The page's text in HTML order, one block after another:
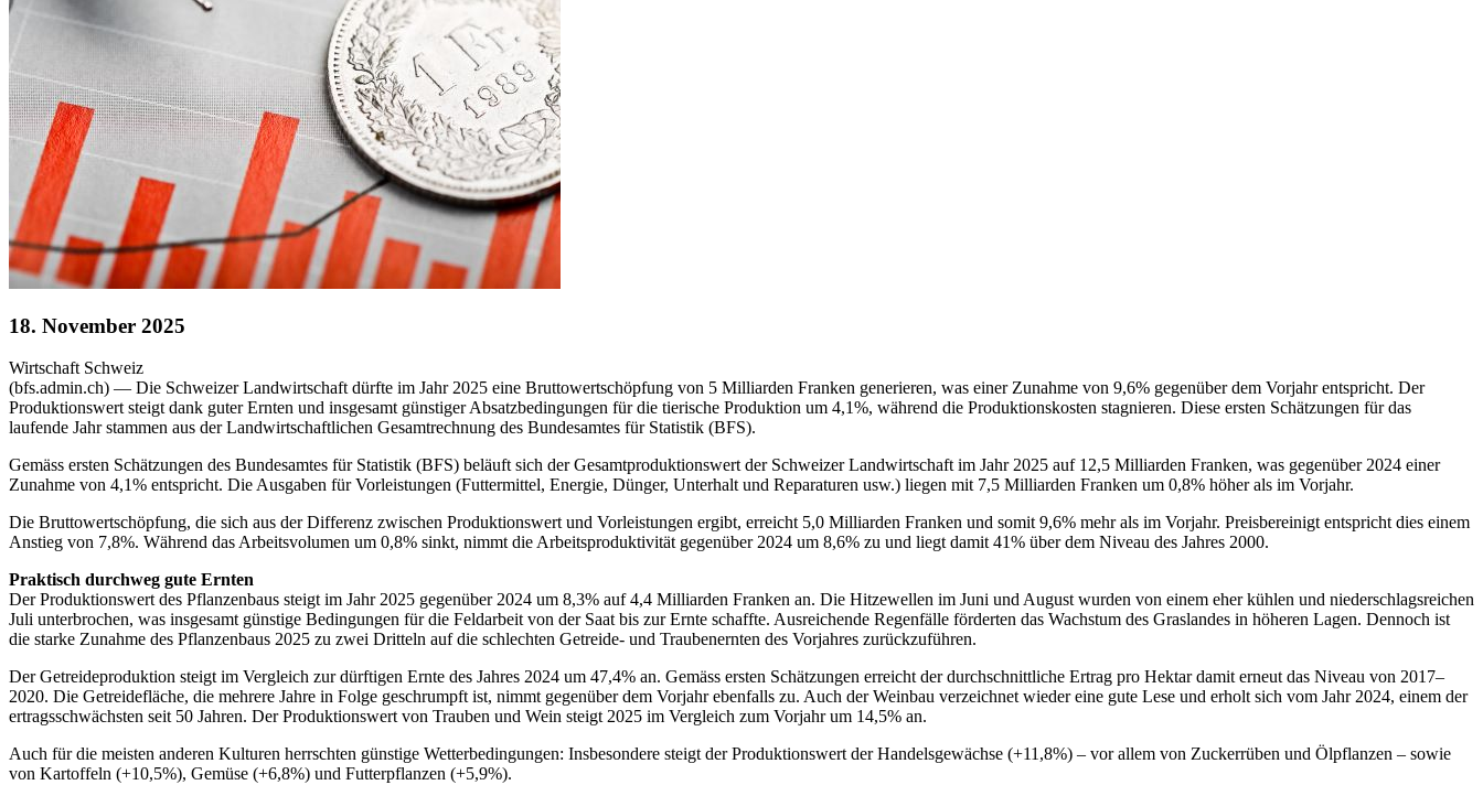
18. November 2025
Wirtschaft Schweiz
(bfs.admin.ch) — Die Schweizer Landwirtschaft dürfte im Jahr 2025 eine Bruttowertschöpfung von 5 Milliarden Franken generieren, was einer Zunahme von 9,6% gegenüber dem Vorjahr entspricht. Der
Produktionswert steigt dank guter Ernten und insgesamt günstiger Absatzbedingungen für die tierische Produktion um 4,1%, während die Produktionskosten stagnieren. Diese ersten Schätzungen für das
laufende Jahr stammen aus der Landwirtschaftlichen Gesamtrechnung des Bundesamtes für Statistik (BFS).
Gemäss ersten Schätzungen des Bundesamtes für Statistik (BFS) beläuft sich der Gesamtproduktionswert der Schweizer Landwirtschaft im Jahr 2025 auf 12,5 Milliarden Franken, was gegenüber 2024 einer
Zunahme von 4,1% entspricht. Die Ausgaben für Vorleistungen (Futtermittel, Energie, Dünger, Unterhalt und Reparaturen usw.) liegen mit 7,5 Milliarden Franken um 0,8% höher als im Vorjahr.
Die Bruttowertschöpfung, die sich aus der Differenz zwischen Produktionswert und Vorleistungen ergibt, erreicht 5,0 Milliarden Franken und somit 9,6% mehr als im Vorjahr. Preisbereinigt entspricht dies einem
Anstieg von 7,8%. Während das Arbeitsvolumen um 0,8% sinkt, nimmt die Arbeitsproduktivität gegenüber 2024 um 8,6% zu und liegt damit 41% über dem Niveau des Jahres 2000.
Praktisch durchweg gute Ernten
Der Produktionswert des Pflanzenbaus steigt im Jahr 2025 gegenüber 2024 um 8,3% auf 4,4 Milliarden Franken an. Die Hitzewellen im Juni und August wurden von einem eher kühlen und niederschlagsreichen
Juli unterbrochen, was insgesamt günstige Bedingungen für die Feldarbeit von der Saat bis zur Ernte schaffte. Ausreichende Regenfälle förderten das Wachstum des Graslandes in höheren Lagen. Dennoch ist
die starke Zunahme des Pflanzenbaus 2025 zu zwei Dritteln auf die schlechten Getreide- und Traubenernten des Vorjahres zurückzuführen.
Der Getreideproduktion steigt im Vergleich zur dürftigen Ernte des Jahres 2024 um 47,4% an. Gemäss ersten Schätzungen erreicht der durchschnittliche Ertrag pro Hektar damit erneut das Niveau von 2017–
2020. Die Getreidefläche, die mehrere Jahre in Folge geschrumpft ist, nimmt gegenüber dem Vorjahr ebenfalls zu. Auch der Weinbau verzeichnet wieder eine gute Lese und erholt sich vom Jahr 2024, einem der
ertragsschwächsten seit 50 Jahren. Der Produktionswert von Trauben und Wein steigt 2025 im Vergleich zum Vorjahr um 14,5% an.
Auch für die meisten anderen Kulturen herrschten günstige Wetterbedingungen: Insbesondere steigt der Produktionswert der Handelsgewächse (+11,8%) – vor allem von Zuckerrüben und Ölpflanzen – sowie
von Kartoffeln (+10,5%), Gemüse (+6,8%) und Futterpflanzen (+5,9%).